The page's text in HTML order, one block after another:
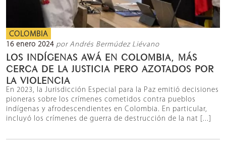
COLOMBIA
16 enero 2024 por Andrés Bermúdez Liévano
LOS INDÍGENAS AWÁ EN COLOMBIA, MÁS
CERCA DE LA JUSTICIA PERO AZOTADOS POR
LA VIOLENCIA
En 2023, la Jurisdicción Especial para la Paz emitió decisiones
pioneras sobre los crímenes cometidos contra pueblos
indígenas y afrodescendientes en Colombia. En particular,
incluyó los crímenes de guerra de destrucción de la nat [...]